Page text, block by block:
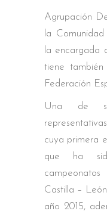
Agrupación
la
la encargada
tiene
Federación
Una de
cuya primera
que ha
Castilla –
año 2015,